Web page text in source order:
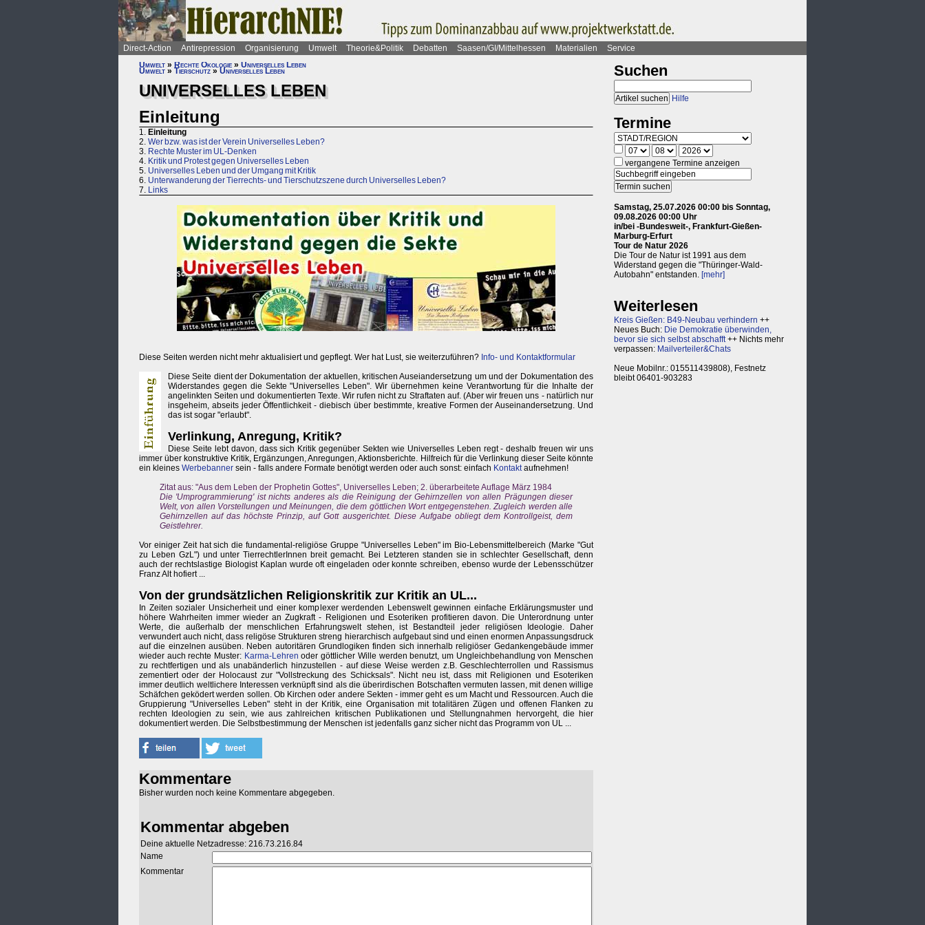
Direct-Action Antirepression Organisierung Umwelt Theorie&Politik Debatten Saasen/GI/Mittelhessen Materialien
Service
Umwelt » Rechte Ökologie » Universelles Leben
Umwelt » Tierschutz » Universelles Leben
UNIVERSELLES LEBEN
Einleitung
1. Einleitung
2. Wer bzw. was ist der Verein Universelles Leben?
3. Rechte Muster im UL-Denken
4. Kritik und Protest gegen Universelles Leben
5. Universelles Leben und der Umgang mit Kritik
6. Unterwanderung der Tierrechts- und Tierschutzszene durch Universelles Leben?
7. Links
Diese Seiten werden nicht mehr aktualisiert und gepflegt. Wer hat Lust, sie weiterzuführen? Info- und Kontaktformular
Diese Seite dient der Dokumentation der aktuellen, kritischen Auseiandersetzung um und der Dokumentation des
Widerstandes gegen die Sekte "Universelles Leben". Wir übernehmen keine Verantwortung für die Inhalte der
angelinkten Seiten und dokumentierten Texte. Wir rufen nicht zu Straftaten auf. (Aber wir freuen uns - natürlich nur
insgeheim, abseits jeder Öffentlichkeit - diebisch über bestimmte, kreative Formen der Auseinandersetzung. Und
das ist sogar "erlaubt".
Verlinkung, Anregung, Kritik?
Diese Seite lebt davon, dass sich Kritik gegenüber Sekten wie Universelles Leben regt - deshalb freuen wir uns
immer über konstruktive Kritik, Ergänzungen, Anregungen, Aktionsberichte. Hilfreich für die Verlinkung dieser Seite könnte
ein kleines Werbebanner sein - falls andere Formate benötigt werden oder auch sonst: einfach Kontaktaufnehmen!
Zitat aus: "Aus dem Leben der Prophetin Gottes", Universelles Leben; 2. überarbeitete Auflage März 1984
Die 'Umprogrammierung' ist nichts anderes als die Reinigung der Gehirnzellen von allen Prägungen dieser
Welt, von allen Vorstellungen und Meinungen, die dem göttlichen Wort entgegenstehen. Zugleich werden alle
Gehirnzellen auf das höchste Prinzip, auf Gott ausgerichtet. Diese Aufgabe obliegt dem Kontrollgeist, dem
Geistlehrer.
Vor einiger Zeit hat sich die fundamental-religiöse Gruppe "Universelles Leben" im Bio-Lebensmittelbereich (Marke "Gut
zu Leben GzL") und unter TierrechtlerInnen breit gemacht. Bei Letzteren standen sie in schlechter Gesellschaft, denn
auch der rechtslastige Biologist Kaplan wurde oft eingeladen oder konnte schreiben, ebenso wurde der Lebensschützer
Franz Alt hofiert ...
Von der grundsätzlichen Religionskritik zur Kritik an UL...
In Zeiten sozialer Unsicherheit und einer komplexer werdenden Lebenswelt gewinnen einfache Erklärungsmuster und
höhere Wahrheiten immer wieder an Zugkraft - Religionen und Esoteriken profitieren davon. Die Unterordnung unter
Werte, die außerhalb der menschlichen Erfahrungswelt stehen, ist Bestandteil jeder religiösen Ideologie. Daher
verwundert auch nicht, dass religöse Strukturen streng hierarchisch aufgebaut sind und einen enormen Anpassungsdruck
auf die einzelnen ausüben. Neben autoritären Grundlogiken finden sich innerhalb religiöser Gedankengebäude immer
wieder auch rechte Muster: Karma-Lehren oder göttlicher Wille werden benutzt, um Ungleichbehandlung von Menschen
zu rechtfertigen und als unabänderlich hinzustellen - auf diese Weise werden z.B. Geschlechterrollen und Rassismus
zementiert oder der Holocaust zur "Vollstreckung des Schicksals". Nicht neu ist, dass mit Religionen und Esoteriken
immer deutlich weltlichere Interessen verknüpft sind als die überirdischen Botschaften vermuten lassen, mit denen willige
Schäfchen geködert werden sollen. Ob Kirchen oder andere Sekten - immer geht es um Macht und Ressourcen. Auch die
Gruppierung "Universelles Leben" steht in der Kritik, eine Organisation mit totalitären Zügen und offenen Flanken zu
rechten Ideologien zu sein, wie aus zahlreichen kritischen Publikationen und Stellungnahmen hervorgeht, die hier
dokumentiert werden. Die Selbstbestimmung der Menschen ist jedenfalls ganz sicher nicht das Programm von UL ...
Kommentare
Bisher wurden noch keine Kommentare abgegeben.
Kommentar abgeben
Deine aktuelle Netzadresse: 216.73.216.84
Name
Kommentar
Suchen
Hilfe
Termine
vergangene Termine anzeigen
Samstag, 25.07.2026 00:00 bis Sonntag,
09.08.2026 00:00 Uhr
in/bei -Bundesweit-, Frankfurt-Gießen-
Marburg-Erfurt
Tour de Natur 2026
Die Tour de Natur ist 1991 aus dem
Widerstand gegen die "Thüringer-Wald-
Autobahn" entstanden. [mehr]
Weiterlesen
Kreis Gießen: B49-Neubau verhindern ++
Neues Buch: Die Demokratie überwinden,
bevor sie sich selbst abschafft++ Nichts mehr
verpassen: Mailverteiler&Chats
Neue Mobilnr.: 015511439808), Festnetz
bleibt 06401-903283